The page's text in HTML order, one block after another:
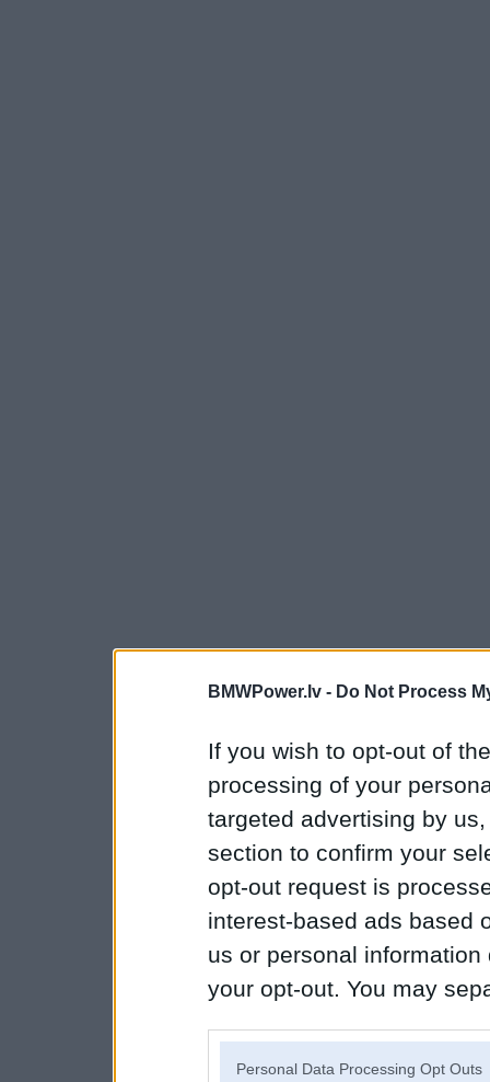
BMWPower.lv - Do Not Process
If you wish to opt-out of
processing of your
targeted advertising by
section to confirm your
opt-out request is
interest-based ads based
us or personal
your opt-out. You may
Personal Data Processing Opt Outs